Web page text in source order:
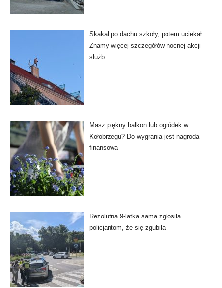
Skakał po dachu szkoły, potem uciekał.
Znamy więcej szczegółów nocnej akcji
służb
Masz piękny balkon lub ogródek w
Kołobrzegu? Do wygrania jest nagroda
finansowa
Rezolutna 9-latka sama zgłosiła
policjantom, że się zgubiła